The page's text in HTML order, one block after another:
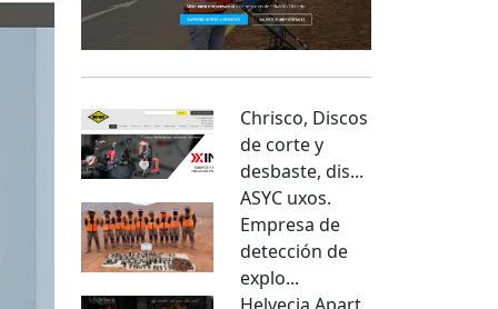
Chrisco, Discos
de corte y
desbaste, dis...
ASYC uxos.
Empresa de
detección de
explo...